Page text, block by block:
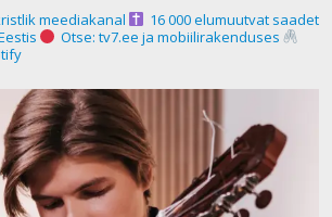
meediakanal
16 000 elumuutvat saadet
Otse: tv7.ee ja mobiilirakenduses